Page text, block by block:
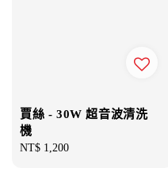
賈絲 - 30W 超音波清洗
機
Regular
NT$ 1,200